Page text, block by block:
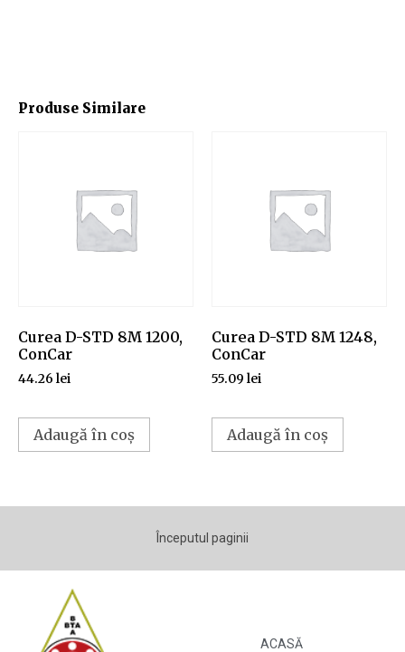
Produse Similare
Curea D-STD 8M 1200,
ConCar
44.26 lei
Adaugă în coș
Curea D-STD 8M 1248,
ConCar
55.09 lei
Adaugă în coș
Începutul paginii
ACASĂ